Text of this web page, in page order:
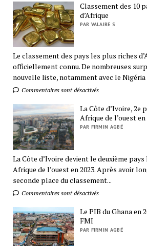
Classement des 10
d’Afrique
PAR VALAIRE S
Le classement des pays les plus riches
officiellement connu. De nombreuses
nouvelle liste, notamment avec le Nigéria
Commentaires sont désactivés
La Côte d’Ivoire, 2e
Afrique de l’ouest en
PAR FIRMIN AGBÉ
La Côte d’Ivoire devient le deuxième
Afrique de l’ouest en 2023. Après avoir
seconde place du classement...
Commentaires sont désactivés
Le PIB du Ghana en
FMI
PAR FIRMIN AGBÉ